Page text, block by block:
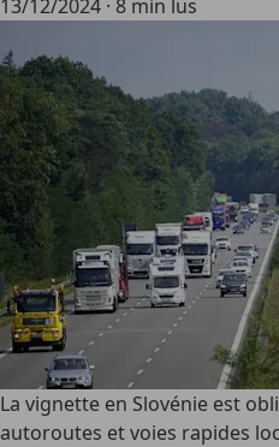
13/12/2024 · 8 min lus
La vignette en Slovénie est
autoroutes et voies rapides